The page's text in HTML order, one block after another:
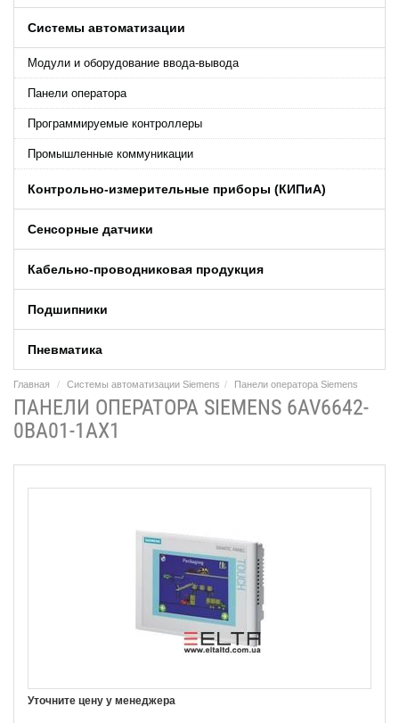
Системы автоматизации
Модули и оборудование ввода-вывода
Панели оператора
Программируемые контроллеры
Промышленные коммуникации
Контрольно-измерительные приборы (КИПиA)
Сенсорные датчики
Кабельно-проводниковая продукция
Подшипники
Пневматика
Главная Системы автоматизации Siemens Панели оператора Siemens
ПАНЕЛИ ОПЕРАТОРА SIEMENS 6AV6642-
0BA01-1AX1
Уточните цену у менеджера